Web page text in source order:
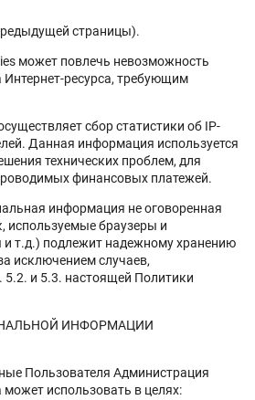
страницы).
может повлечь невозможность
Интернет-ресурса, требующим
сбор статистики об IP-
Данная информация используется
технических проблем, для
финансовых платежей.
информация не оговоренная
используемые браузеры и
т.д.) подлежит надежному хранению
исключением случаев,
5.2. и 5.3. настоящей Политики
ИНФОРМАЦИИ
Пользователя Администрация
может использовать в целях: